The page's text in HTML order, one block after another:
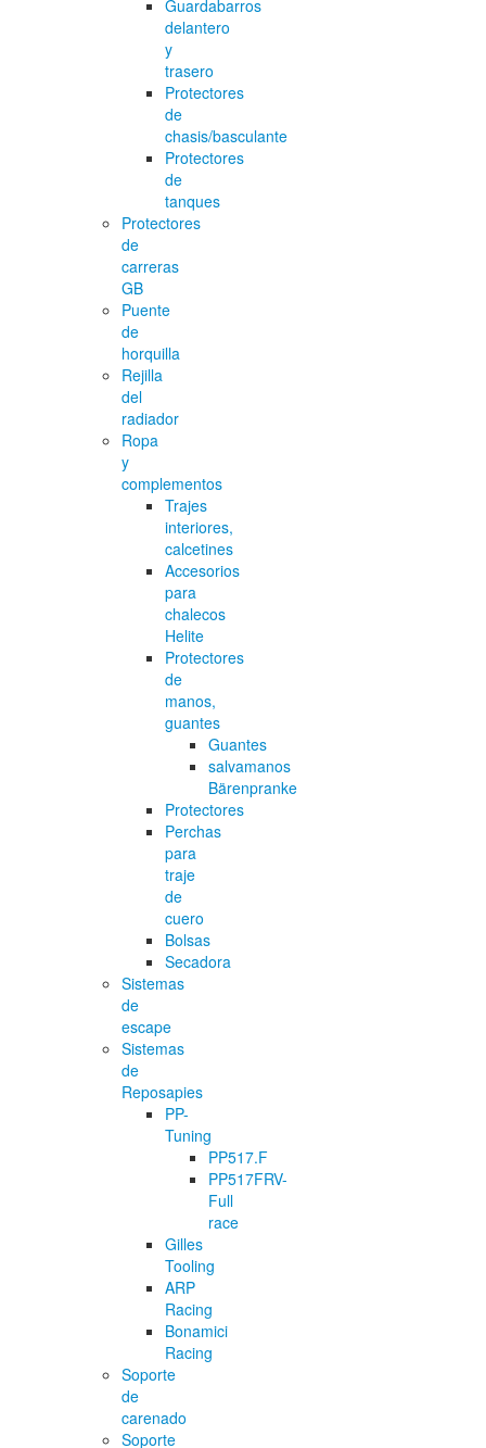
Guardabarros
delantero
y
trasero
Protectores
de
chasis/basculante
Protectores
de
tanques
Protectores
de
carreras
GB
Puente
de
horquilla
Rejilla
del
radiador
Ropa
y
complementos
Trajes
interiores,
calcetines
Accesorios
para
chalecos
Helite
Protectores
de
manos,
guantes
Guantes
salvamanos
Bärenpranke
Protectores
Perchas
para
traje
de
cuero
Bolsas
Secadora
Sistemas
de
escape
Sistemas
de
Reposapies
PP-
Tuning
PP517.F
PP517FRV-
Full
race
Gilles
Tooling
ARP
Racing
Bonamici
Racing
Soporte
de
carenado
Soporte